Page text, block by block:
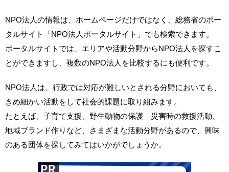
NPO法人の情報は、ホームページだけではなく、総務省のポー
タルサイト「NPO法人ポータルサイト」でも検索できます。
ポータルサイトでは、エリアや活動分野からNPO法人を探すこ
とができますし、複数のNPO法人を比較するにも便利です。
NPO法人は、行政では対応が難しいとされる分野においても、
きめ細かい活動をして社会的課題に取り組みます。
たとえば、子育て支援、野生動物の保護 災害時の救援活動、
地域ブランド作りなど、さまざまな活動分野があるので、興味
のある団体を探してみてはいかがでしょうか。